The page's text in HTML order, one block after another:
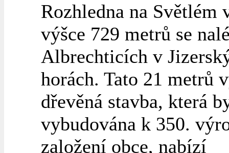
Rozhledna na Světlém
výšce 729 metrů se
Albrechticích v
horách. Tato 21 metrů
dřevěná stavba, která
vybudována k 350.
založení obce, nabízí